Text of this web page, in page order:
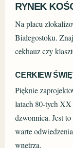
RYNEK
Na placu
Białegostoku.
cekhauz czy
CERKIEW
Pięknie
latach 80-tych
dzwonnica. Jest
warte
wnętrza.